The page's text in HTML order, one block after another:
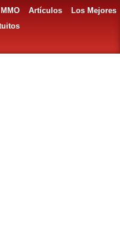
Artículos
Los Mejores